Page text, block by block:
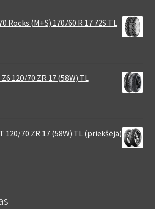
Rocks (M+S) 170/60 R 17 72S TL
120/70 ZR 17 (58W) TL
120/70 ZR 17 (58W) TL (priekšējā)